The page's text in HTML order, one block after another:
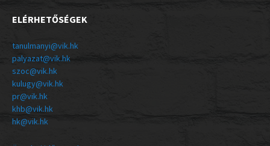
ELÉRHETŐSÉGEK
tanulmanyi@vik.hk
palyazat@vik.hk
szoc@vik.hk
kulugy@vik.hk
pr@vik.hk
khb@vik.hk
hk@vik.hk